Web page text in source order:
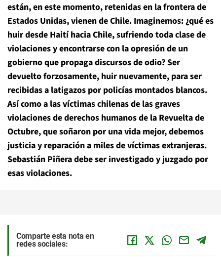
están, en este momento, retenidas en la frontera de
Estados Unidas, vienen de Chile. Imaginemos: ¿qué es
huir desde Haití hacia Chile, sufriendo toda clase de
violaciones y encontrarse con la opresión de un
gobierno que propaga discursos de odio? Ser
devuelto forzosamente, huir nuevamente, para ser
recibidas a latigazos por policías montados blancos.
Así como a las víctimas chilenas de las graves
violaciones de derechos humanos de la Revuelta de
Octubre, que soñaron por una vida mejor, debemos
justicia y reparación a miles de víctimas extranjeras.
Sebastián Piñera debe ser investigado y juzgado por
esas violaciones.
Comparte esta nota en
redes sociales: